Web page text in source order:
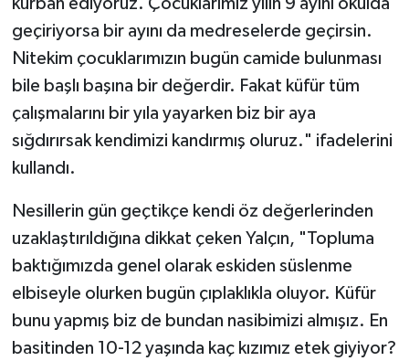
geçiriyorsa bir ayını da medreselerde geçirsin.
Nitekim çocuklarımızın bugün camide bulunması
bile başlı başına bir değerdir. Fakat küfür tüm
çalışmalarını bir yıla yayarken biz bir aya
sığdırırsak kendimizi kandırmış oluruz." ifadelerini
kullandı.
Nesillerin gün geçtikçe kendi öz değerlerinden
uzaklaştırıldığına dikkat çeken Yalçın, "Topluma
baktığımızda genel olarak eskiden süslenme
elbiseyle olurken bugün çıplaklıkla oluyor. Küfür
bunu yapmış biz de bundan nasibimizi almışız. En
basitinden 10-12 yaşında kaç kızımız etek giyiyor?